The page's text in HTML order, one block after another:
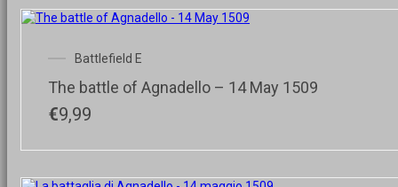
Battlefield E
The battle of Agnadello – 14 May 1509
€9,99